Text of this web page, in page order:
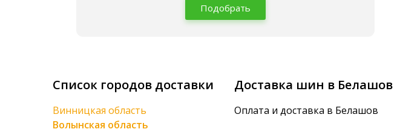
Подобрать
Доставка шин в Белашов
Оплата и доставка в Белашов
Список городов доставки
Винницкая область
Волынская область